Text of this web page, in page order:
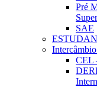
Pré
SAE
CEL